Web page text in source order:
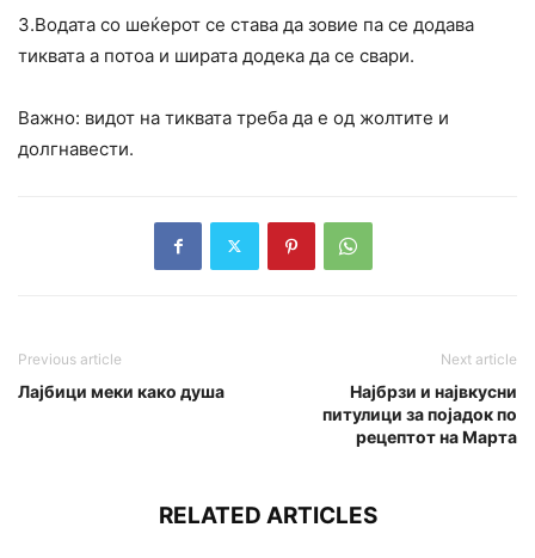
3.Водата со шеќерот се става да зовие па се додава
тиквата а потоа и ширата додека да се свари.
Важно: видот на тиквата треба да е од жолтите и
долгнавести.
Previous article
Лајбици меки како душа
Next article
Најбрзи и највкусни
питулици за појадок по
рецептот на Марта
RELATED ARTICLES